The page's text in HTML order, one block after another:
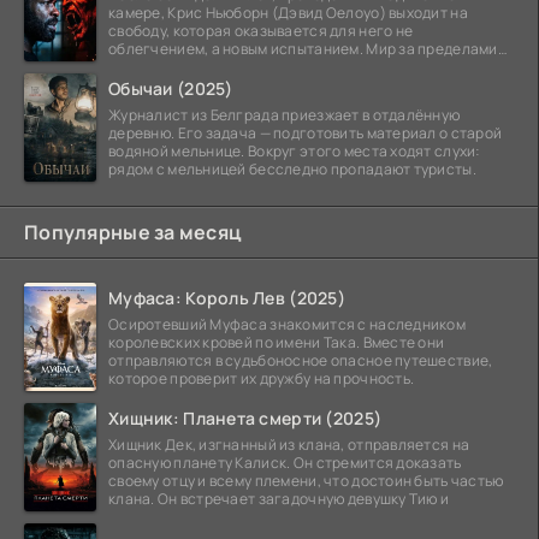
камере, Крис Ньюборн (Дэвид Оелоуо) выходит на
свободу, которая оказывается для него не
облегчением, а новым испытанием. Мир за пределами
Обычаи (2025)
Журналист из Белграда приезжает в отдалённую
деревню. Его задача — подготовить материал о старой
водяной мельнице. Вокруг этого места ходят слухи:
рядом с мельницей бесследно пропадают туристы.
Популярные за месяц
Муфаса: Король Лев (2025)
Осиротевший Муфаса знакомится с наследником
королевских кровей по имени Така. Вместе они
отправляются в судьбоносное опасное путешествие,
которое проверит их дружбу на прочность.
Хищник: Планета смерти (2025)
Хищник Дек, изгнанный из клана, отправляется на
опасную планету Калиск. Он стремится доказать
своему отцу и всему племени, что достоин быть частью
клана. Он встречает загадочную девушку Тию и